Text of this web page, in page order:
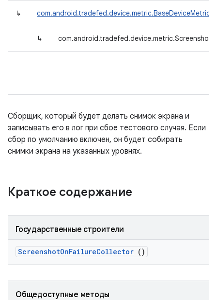
↳
↳
Сборщик, который будет делать снимок экрана и
записывать его в лог при сбое тестового случая. Если
сбор по умолчанию включен, он будет собирать
снимки экрана на указанных уровнях.
Краткое содержание
Государственные строители
ScreenshotOnFailureCollector ()
Общедоступные методы